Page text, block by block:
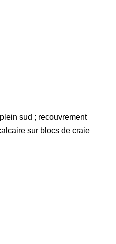
sud ; recouvrement
sur blocs de craie